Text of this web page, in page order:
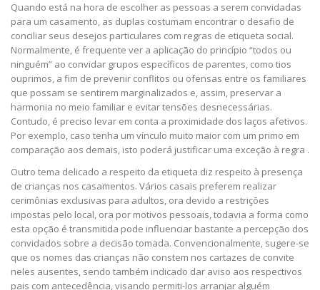
Quando está na hora de escolher as pessoas a serem convidadas
para um casamento, as duplas costumam encontrar o desafio de
conciliar seus desejos particulares com regras de etiqueta social.
Normalmente, é frequente ver a aplicação do princípio “todos ou
ninguém” ao convidar grupos específicos de parentes, como tios
ouprimos, a fim de prevenir conflitos ou ofensas entre os familiares
que possam se sentirem marginalizados e, assim, preservar a
harmonia no meio familiar e evitar tensões desnecessárias.
Contudo, é preciso levar em conta a proximidade dos laços afetivos.
Por exemplo, caso tenha um vínculo muito maior com um primo em
comparação aos demais, isto poderá justificar uma exceção à regra ​.
Outro tema delicado a respeito da etiqueta diz respeito à presença
de crianças nos casamentos. Vários casais preferem realizar
cerimônias exclusivas para adultos, ora devido a restrições
impostas pelo local, ora por motivos pessoais, todavia a forma como
esta opção é transmitida pode influenciar bastante a percepção dos
convidados sobre a decisão tomada. Convencionalmente, sugere-se
que os nomes das crianças não constem nos cartazes de convite
neles ausentes, sendo também indicado dar aviso aos respectivos
pais com antecedência, visando permiti-los arranjar alguém